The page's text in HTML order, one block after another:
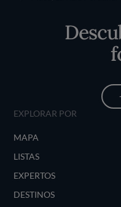
EXPLORAR POR
MAPA
LISTAS
EXPERTOS
DESTINOS